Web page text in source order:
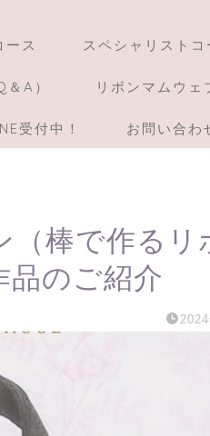
ース スペシャリスト
A） リボンマムウェ
受付中！ お問い合わ
（棒で作るリ
品のご紹介